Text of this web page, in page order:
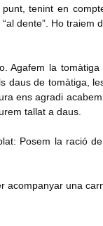
tenint en
dente”. Ho traiem
Agafem la
daus de tomàtiga,
ens agradi
tallat a daus.
Posem la ració
acompanyar una